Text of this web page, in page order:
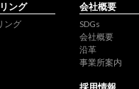
ング
ング
会社概要
SDGs
会社概要
沿革
事業所案内